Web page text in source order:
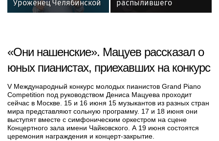
Уроженец Челябинской
области выиграл 1 млн
распылившего
перцовку в лицо
«Они нашенские». Мацуев рассказал о
юных пианистах, приехавших на конкурс
V Международный конкурс молодых пианистов Grand Piano
Competition под руководством Дениса Мацуева проходит
сейчас в Москве. 15 и 16 июня 15 музыкантов из разных стран
мира представляют сольную программу. 17 и 18 июня они
выступят вместе с симфоническим оркестром на сцене
Концертного зала имени Чайковского. А 19 июня состоятся
церемония награждения и концерт-закрытие.